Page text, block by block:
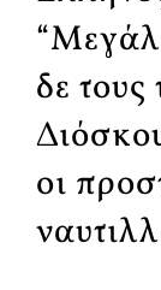
δε τους
οι